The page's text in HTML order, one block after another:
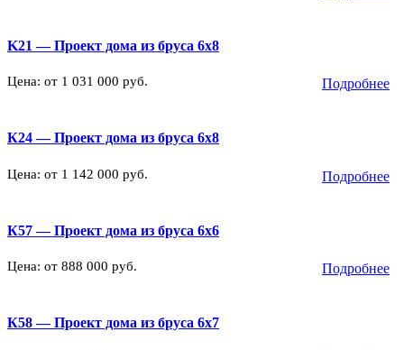
K21 — Проект дома из бруса 6х8
Цена: от 1 031 000 руб. Подробнее
К24 — Проект дома из бруса 6х8
Цена: от 1 142 000 руб. Подробнее
К57 — Проект дома из бруса 6х6
Цена: от 888 000 руб. Подробнее
К58 — Проект дома из бруса 6х7